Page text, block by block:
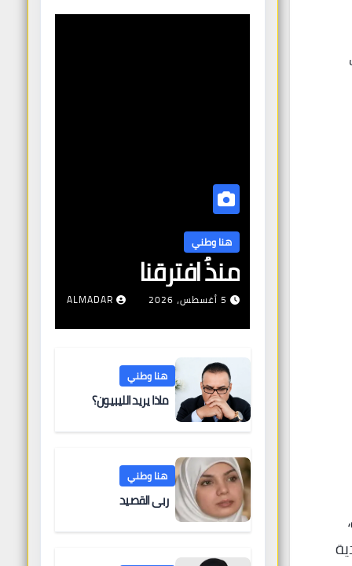
هنا وطني
منذُ افترقنا
5 أغسطس، 2026 ALMADAR
هنا وطني
ماذا يريد الليبيون؟
هنا وطني
ربى القصيد